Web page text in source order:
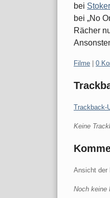
bei Stoker
bei „No
Rächer
Kategorien:
Filme | 0
Trackback-
Keine
Ansicht der
Noch keine